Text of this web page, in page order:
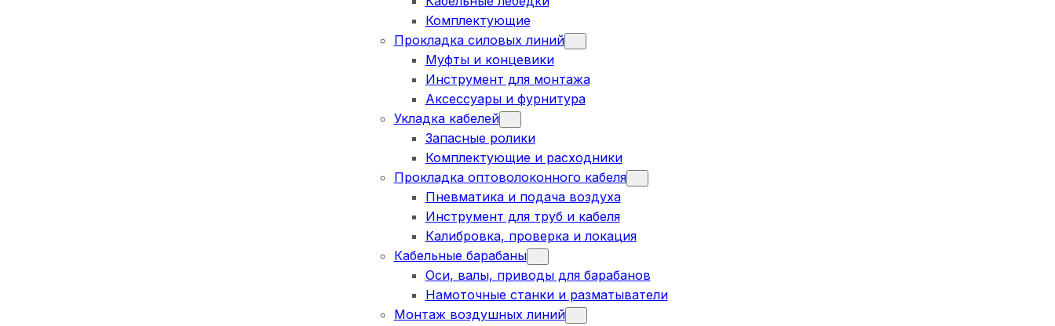
Комплектующие
Прокладка силовых линий
Муфты и концевики
Инструмент для монтажа
Аксессуары и фурнитура
Укладка кабелей
Запасные ролики
Комплектующие и расходники
Прокладка оптоволоконного кабеля
Пневматика и подача воздуха
Инструмент для труб и кабеля
Калибровка, проверка и локация
Кабельные барабаны
Оси, валы, приводы для барабанов
Намоточные станки и разматыватели
Монтаж воздушных линий